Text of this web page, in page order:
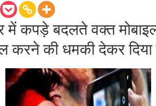
कपड़े बदलते वक्त
करने की धमकी देकर दिया